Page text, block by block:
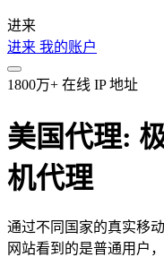
进来
进来 我的账户
1800万+ 在线 IP 地址
美国代理:
机代理
通过不同国家的真实移
网站看到的是普通用户